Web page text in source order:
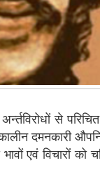
से
दमनकारी
भावों एवं